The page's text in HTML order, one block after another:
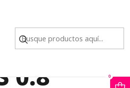
0
0.8